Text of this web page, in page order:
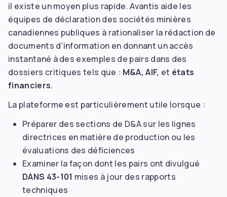
il existe un moyen plus rapide. Avantis aide les
équipes de déclaration des sociétés minières
canadiennes publiques à rationaliser la rédaction de
documents d'information en donnant un accès
instantané à des exemples de pairs dans des
dossiers critiques tels que : M&A, AIF, et états
financiers.
La plateforme est particulièrement utile lorsque :
Préparer des sections de D&A sur les lignes
directrices en matière de production ou les
évaluations des déficiences
Examiner la façon dont les pairs ont divulgué
DANS 43-101 mises à jour des rapports
techniques